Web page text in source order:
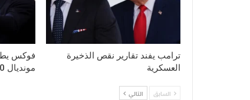
ترامب يفند تقارير نقص الذخيرة
العسكرية
فوكس
مونديال 2030
السابق التالي